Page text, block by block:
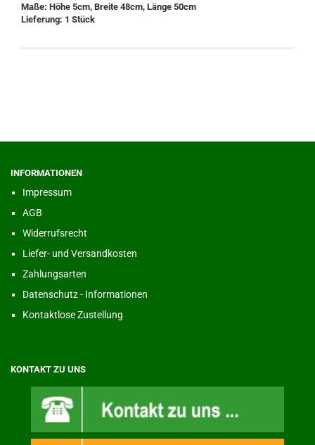
Maße: Höhe 5cm, Breite 48cm, Länge 50cm
Lieferung: 1 Stück
INFORMATIONEN
Impressum
AGB
Widerrufsrecht
Liefer- und Versandkosten
Zahlungsarten
Datenschutz - Informationen
Kontaktlose Zustellung
KONTAKT ZU UNS